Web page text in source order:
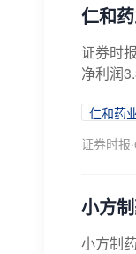
仁和
证券时
净利润
仁和药
证券时报
小方
小方制